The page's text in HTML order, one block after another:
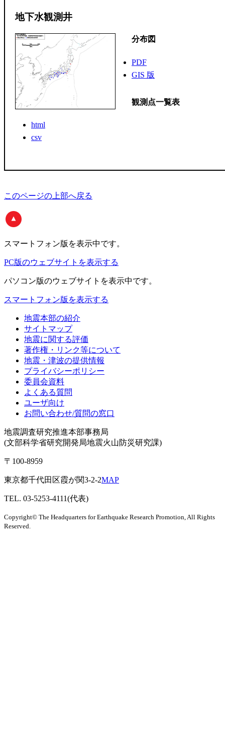
地下水観測井
分布図
PDF
GIS 版
観測点一覧表
html
csv
このページの上部へ戻る
スマートフォン版 を表示中です。
PC版のウェブサイトを表示する
パソコン版のウェブサイトを表示中です。
スマートフォン版を表示する
地震本部の紹介
サイトマップ
地震に関する評価
著作権・リンク等について
地震・津波の提供情報
プライバシーポリシー
委員会資料
よくある質問
ユーザ向け
お問い合わせ/質問の窓口
地震調査研究推進本部事務局
(文部科学省研究開発局地震火山防災研究課)
〒100-8959
東京都千代田区霞が関3-2-2MAP
TEL. 03-5253-4111(代表)
Copyright© The Headquarters for Earthquake Research Promotion, All Rights
Reserved.